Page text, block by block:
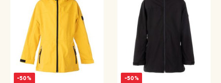
-50% -50%